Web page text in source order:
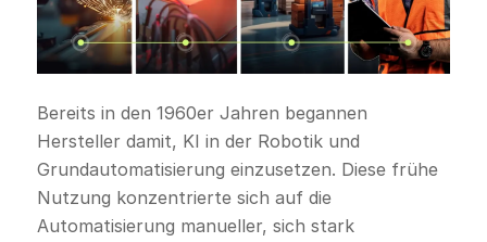
Bereits in den 1960er Jahren begannen
Hersteller damit, KI in der Robotik und
Grundautomatisierung einzusetzen. Diese frühe
Nutzung konzentrierte sich auf die
Automatisierung manueller, sich stark